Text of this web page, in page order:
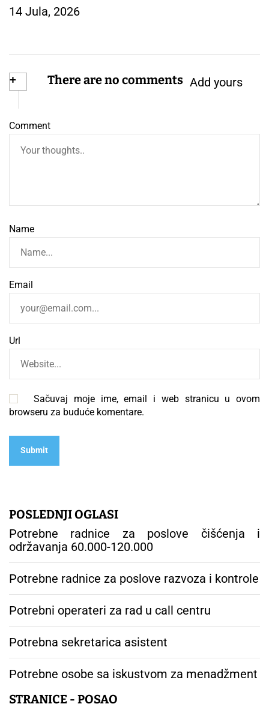
14 Jula, 2026
+ There are no comments Add yours
Comment
Name
Email
Url
Sačuvaj moje ime, email i web stranicu u ovom
browseru za buduće komentare.
POSLEDNJI OGLASI
Potrebne radnice za poslove čišćenja i
održavanja 60.000-120.000
Potrebne radnice za poslove razvoza i kontrole
Potrebni operateri za rad u call centru
Potrebna sekretarica asistent
Potrebne osobe sa iskustvom za menadžment
STRANICE - POSAO